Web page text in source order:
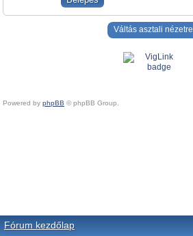
Váltás asztali nézetre
Powered by phpBB © phpBB Group.
Fórum kezdőlap